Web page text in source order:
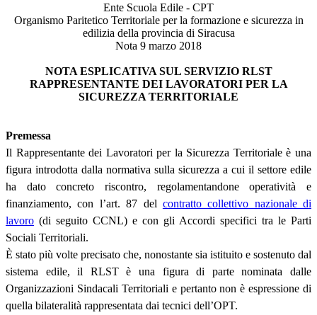
Ente Scuola Edile - CPT
Organismo Paritetico Territoriale per la formazione e sicurezza in
edilizia della provincia di Siracusa
Nota 9 marzo 2018
NOTA ESPLICATIVA SUL SERVIZIO RLST
RAPPRESENTANTE DEI LAVORATORI PER LA
SICUREZZA TERRITORIALE
Premessa
Il Rappresentante dei Lavoratori per la Sicurezza Territoriale è una
figura introdotta dalla normativa sulla sicurezza a cui il settore edile
ha dato concreto riscontro, regolamentandone operatività e
finanziamento, con l’art. 87 del contratto collettivo nazionale di
lavoro (di seguito CCNL) e con gli Accordi specifici tra le Parti
Sociali Territoriali.
È stato più volte precisato che, nonostante sia istituito e sostenuto dal
sistema edile, il RLST è una figura di parte nominata dalle
Organizzazioni Sindacali Territoriali e pertanto non è espressione di
quella bilateralità rappresentata dai tecnici dell’OPT.